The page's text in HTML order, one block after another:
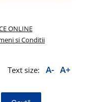
ONLINE
si Conditii
Text size: A- A+